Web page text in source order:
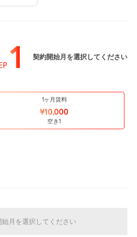
1 契約開始月を選択してください
1ヶ月賃料
¥10,000
空き1
月を選択してください